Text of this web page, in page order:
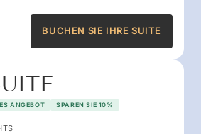
BUCHEN SIE IHRE SUITE
ANGEBOT SPAREN SIE 10%